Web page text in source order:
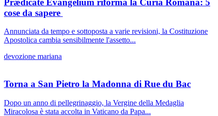
cose da sapere
Annunciata da tempo e sottoposta a varie revisioni, la Costituzione
Apostolica cambia sensibilmente l'assetto...
devozione mariana
Torna a San Pietro la Madonna di Rue du Bac
Dopo un anno di pellegrinaggio, la Vergine della Medaglia
Miracolosa è stata accolta in Vaticano da Papa...